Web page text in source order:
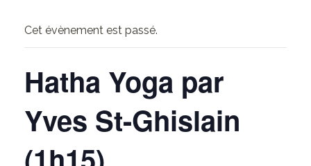
Cet évènement est passé.
Hatha Yoga par
Yves St-Ghislain